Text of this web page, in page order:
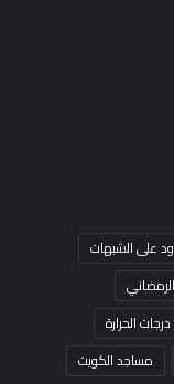
على الشبهات
درجات الحرارة
مساجد الكويت